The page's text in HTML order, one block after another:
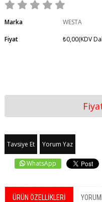
Marka
WESTA
Fiyat
₺0,00(KDV
Tavsiye Et Yorum Yaz
WhatsApp
ÜRÜN ÖZELLIKLERI